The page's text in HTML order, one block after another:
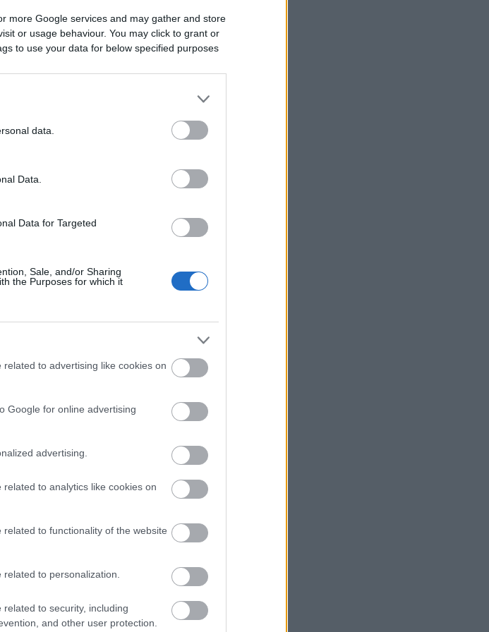
more Google services and may gather and store
or usage behaviour. You may click to grant or
to use your data for below specified purposes
data.
Data.
Data for Targeted
Sale, and/or Sharing
the Purposes for which it
to advertising like cookies on
Google for online advertising
advertising.
to analytics like cookies on
to functionality of the website
to personalization.
to security, including
and other user protection.
από την
19:37 Δικαστικό μπλόκο στην αίθουσα χορού
του Τραμπ στο Λευκό Οίκο
19:27
Μπάρκιν (Fed): «Τα στοιχεία για την
Καταβλήθηκαν 33,58 εκατ. ευρώ σε
67.746 δικαιούχους για την αγορά
λιπασμάτων
από τα τέλη Ιουνίου - Σε νέα υψηλά ο
Stoxx 600
- Στο 100% η πληρότητα σε πολλά
δρομολόγια για Κυκλάδες
δεχόμαστε τελεσίγραφα» - Σε ισχύ οι
συνοριακοί έλεγχοι
μετοχικό κεφάλαιο μετά την άσκηση
Θεσσαλονίκη: Οι αλλαγές στις
λεωφορειακές γραμμές με την
Μπήτρος: Τροποποιήθηκε η συμφωνία
εξυγίανσης θυγατρικής
εγκαταστάσεις της Naftogaz στο
ανατολικό τμήμα της Ουκρανίας
18:09
Εβδομαδιαία άνοδος 1,76% στο ΧΑ -
18:00
Τι αναφέρει ο ΠΟΥ για τα υποψήφια
εμβόλια για την αντιμετώπιση της
Προς χαμηλό 10ετίας η παραγωγή
Επένδυση του EFA GROUP στη Fractal